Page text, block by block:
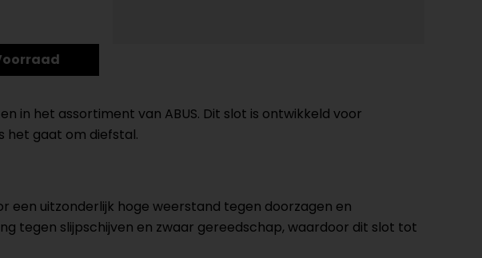
in het assortiment van ABUS. Dit slot is ontwikkeld voor
het gaat om diefstal.
een uitzonderlijk hoge weerstand tegen doorzagen en
tegen slijpschijven en zwaar gereedschap, waardoor dit slot tot